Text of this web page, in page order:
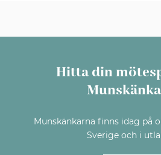
Hitta din
Munskänkarna finns idag på
Sverige och i